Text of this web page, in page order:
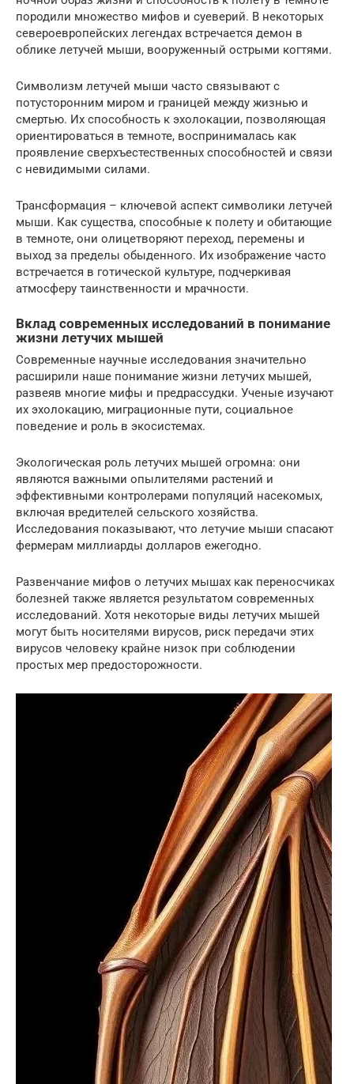
породили множество мифов и суеверий. В некоторых
североевропейских легендах встречается демон в
облике летучей мыши, вооруженный острыми когтями.
Символизм летучей мыши часто связывают с
потусторонним миром и границей между жизнью и
смертью. Их способность к эхолокации, позволяющая
ориентироваться в темноте, воспринималась как
проявление сверхъестественных способностей и связи
с невидимыми силами.
Трансформация – ключевой аспект символики летучей
мыши. Как существа, способные к полету и обитающие
в темноте, они олицетворяют переход, перемены и
выход за пределы обыденного. Их изображение часто
встречается в готической культуре, подчеркивая
атмосферу таинственности и мрачности.
Вклад современных исследований в понимание
жизни летучих мышей
Современные научные исследования значительно
расширили наше понимание жизни летучих мышей,
развеяв многие мифы и предрассудки. Ученые изучают
их эхолокацию, миграционные пути, социальное
поведение и роль в экосистемах.
Экологическая роль летучих мышей огромна: они
являются важными опылителями растений и
эффективными контролерами популяций насекомых,
включая вредителей сельского хозяйства.
Исследования показывают, что летучие мыши спасают
фермерам миллиарды долларов ежегодно.
Развенчание мифов о летучих мышах как переносчиках
болезней также является результатом современных
исследований. Хотя некоторые виды летучих мышей
могут быть носителями вирусов, риск передачи этих
вирусов человеку крайне низок при соблюдении
простых мер предосторожности.